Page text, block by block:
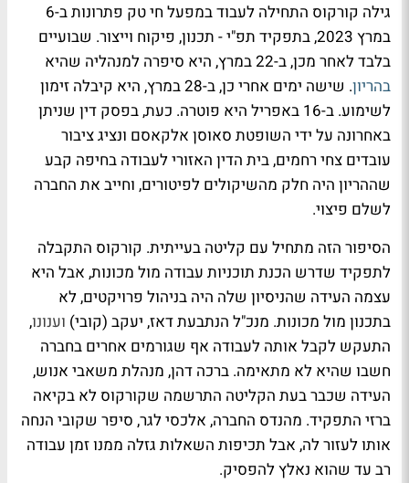
גילה קורקוס התחילה לעבוד במפעל חי טק פתרונות ב-6
במרץ 2023, בתפקיד תפ"י - תכנון, פיקוח וייצור. שבועיים
בלבד לאחר מכן, ב-22 במרץ, היא סיפרה למנהליה שהיא
בהריון
. שישה ימים אחרי כן, ב-28 במרץ, היא קיבלה זימון
לשימוע. ב-16 באפריל היא פוטרה. כעת, בפסק דין שניתן
באחרונה על ידי השופטת סאוסן אלקאסם ונציג ציבור
עובדים צחי רחמים, בית הדין האזורי לעבודה בחיפה קבע
שההריון היה חלק מהשיקולים לפיטורים, וחייב את החברה
לשלם פיצוי.
הסיפור הזה מתחיל עם קליטה בעייתית. קורקוס התקבלה
לתפקיד שדרש הכנת תוכניות עבודה מול מכונות, אבל היא
עצמה העידה שהניסיון שלה היה בניהול פרויקטים, לא
בתכנון מול מכונות. מנכ"ל הנתבעת דאז, יעקב (קובי) וענונו,
התעקש לקבל אותה לעבודה אף שגורמים אחרים בחברה
חשבו שהיא לא מתאימה. ברכה דהן, מנהלת משאבי אנוש,
העידה שכבר בעת הקליטה התרשמה שקורקוס לא בקיאה
ברזי התפקיד. מהנדס החברה, אלכסי לגר, סיפר שקובי הנחה
אותו לעזור לה, אבל תכיפות השאלות גזלה ממנו זמן עבודה
רב עד שהוא נאלץ להפסיק.